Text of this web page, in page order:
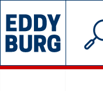
INIZIATIVE
©